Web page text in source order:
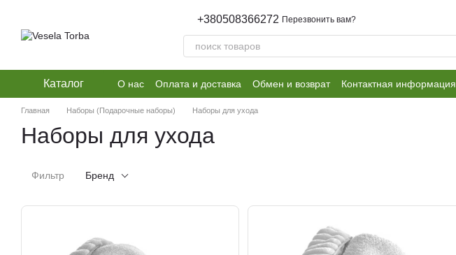
+380508366272 Перезвонить вам?
Каталог О нас Оплата и доставка Обмен и возврат Контактная информация
Главная Наборы (Подарочные наборы) Наборы для ухода
Наборы для ухода
Фильтр Бренд